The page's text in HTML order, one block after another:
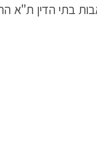
בתי הדין ת"א